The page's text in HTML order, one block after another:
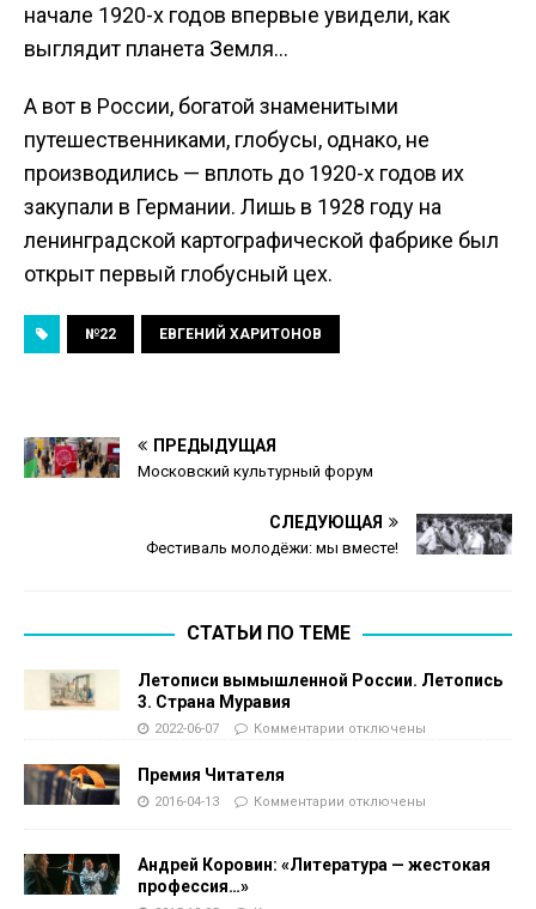
начале 1920-х годов впервые увидели, как
выглядит планета Земля…
А вот в России, богатой знаменитыми
путешественниками, глобусы, однако, не
производились — вплоть до 1920-х годов их
закупали в Германии. Лишь в 1928 году на
ленинградской картографической фабрике был
открыт первый глобусный цех.
№22 ЕВГЕНИЙ ХАРИТОНОВ
ПРЕДЫДУЩАЯ
Московский культурный форум
СЛЕДУЮЩАЯ
Фестиваль молодёжи: мы вместе!
СТАТЬИ ПО ТЕМЕ
Летописи вымышленной России. Летопись
3. Страна Муравия
2022-06-07 Комментарии отключены
Премия Читателя
2016-04-13 Комментарии отключены
Андрей Коровин: «Литература — жестокая
профессия…»